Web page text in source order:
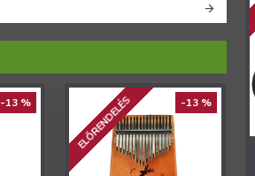
-13 % -13 %
ELŐRENDELÉS